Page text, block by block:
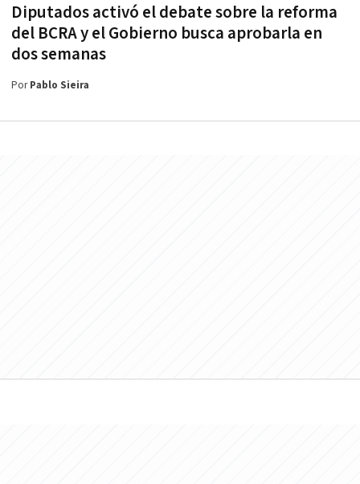
Diputados activó el debate sobre la reforma
del BCRA y el Gobierno busca aprobarla en
dos semanas
PorPablo Sieira